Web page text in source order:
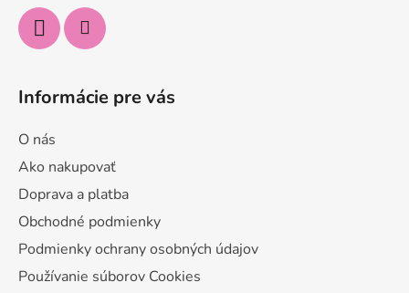
Informácie pre vás
O nás
Ako nakupovať
Doprava a platba
Obchodné podmienky
Podmienky ochrany osobných údajov
Používanie súborov Cookies